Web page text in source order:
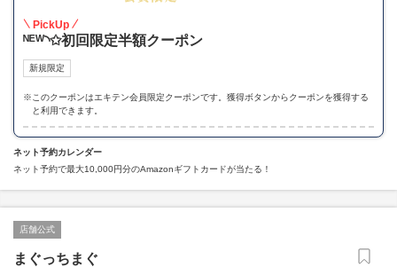
PickUp
ᴺᴱᵂ◝✩初回限定半額クーポン
新規限定
※ このクーポンはエキテン会員限定クーポンです。獲得ボタンからクーポンを獲得する
と利用できます。
ネット予約カレンダー
ネット予約で最大10,000円分のAmazonギフトカードが当たる！
店舗公式
まぐっちまぐ